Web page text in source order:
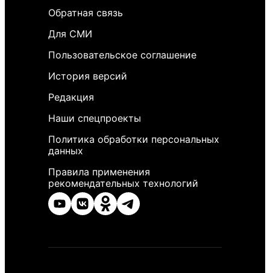
Обратная связь
Для СМИ
Пользовательское соглашение
История версий
Редакция
Наши спецпроекты
Политика обработки персональных
данных
Правила применения
рекомендательных технологий